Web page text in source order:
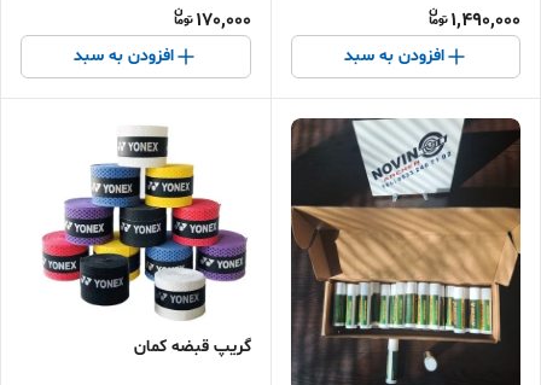
تیروکمان دراسپاین کامل
1,490,000
افزودن به سبد
170,000
افزودن به سبد
گریپ قبضه کمان